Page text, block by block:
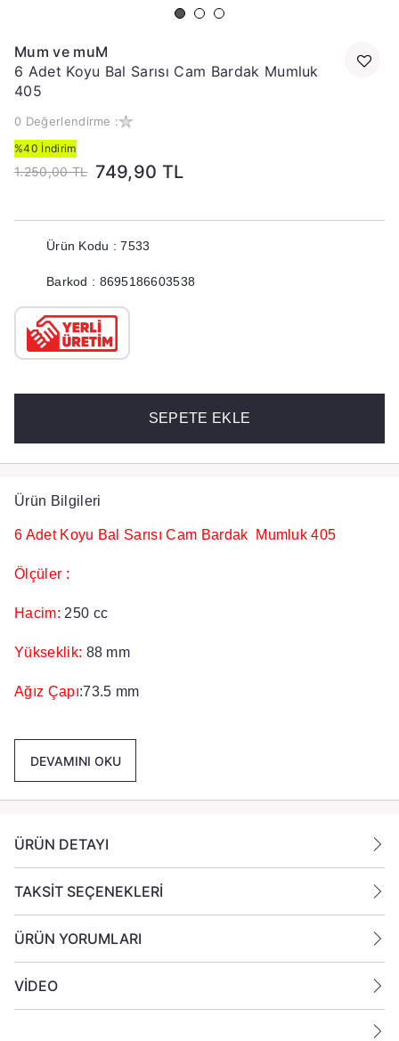
Mum ve muM
6 Adet Koyu Bal Sarısı Cam Bardak Mumluk
405
0 Değerlendirme :
%40 İndirim
1.250,00 TL 749,90 TL
Ürün Kodu : 7533
Barkod : 8695186603538
SEPETE EKLE
Ürün Bilgileri
6 Adet Koyu Bal Sarısı Cam Bardak Mumluk 405
Ölçüler :
Hacim: 250 cc
Yükseklik: 88 mm
Ağız Çapı:73.5 mm
RenkKoyu Bal Sarısı
DEVAMINI OKU
ÜRÜN DETAYI
TAKSİT SEÇENEKLERİ
ÜRÜN YORUMLARI
VİDEO